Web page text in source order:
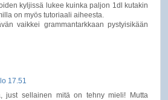
kyljissä lukee kuinka paljon 1dl kutakin
on myös tutoriaali aiheesta.
vaikkei grammantarkkaan pystyisikään
17.51
just sellainen mitä on tehny mieli! Mutta